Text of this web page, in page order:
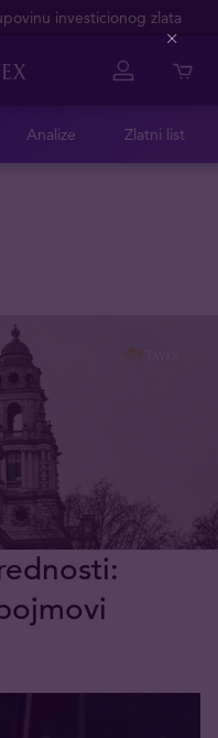
investicionog zlata
Analize Zlatni list
Close